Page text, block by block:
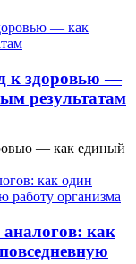
к здоровью —
результатам
— как единый
как